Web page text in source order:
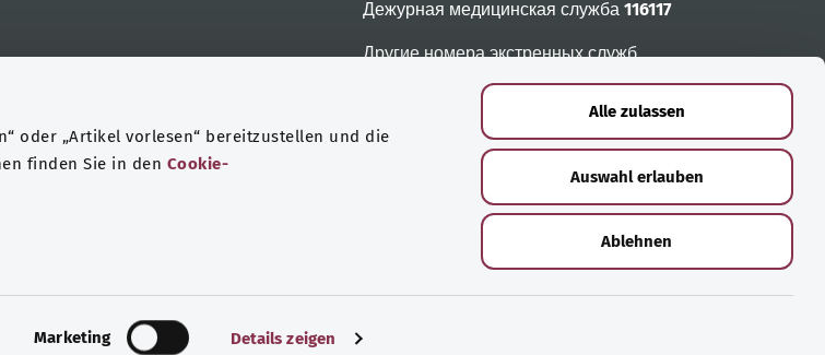
oder „Artikel vorlesen“ bereitzustellen und die
finden Sie in den Cookie-
Marketing Details zeigen
Alle zulassen
Auswahl erlauben
Ablehnen
Дежурная медицинская служба 116117
Другие номера экстренных служб
данные